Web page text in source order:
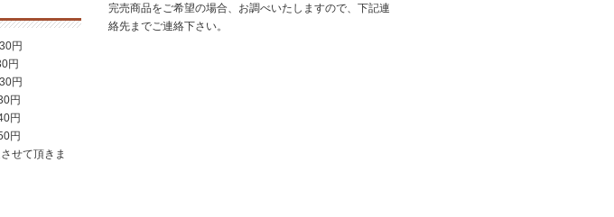
円
円
せて頂きま
完売商品をご希望の場合、お調べいたしますので、下記連
絡先までご連絡下さい。